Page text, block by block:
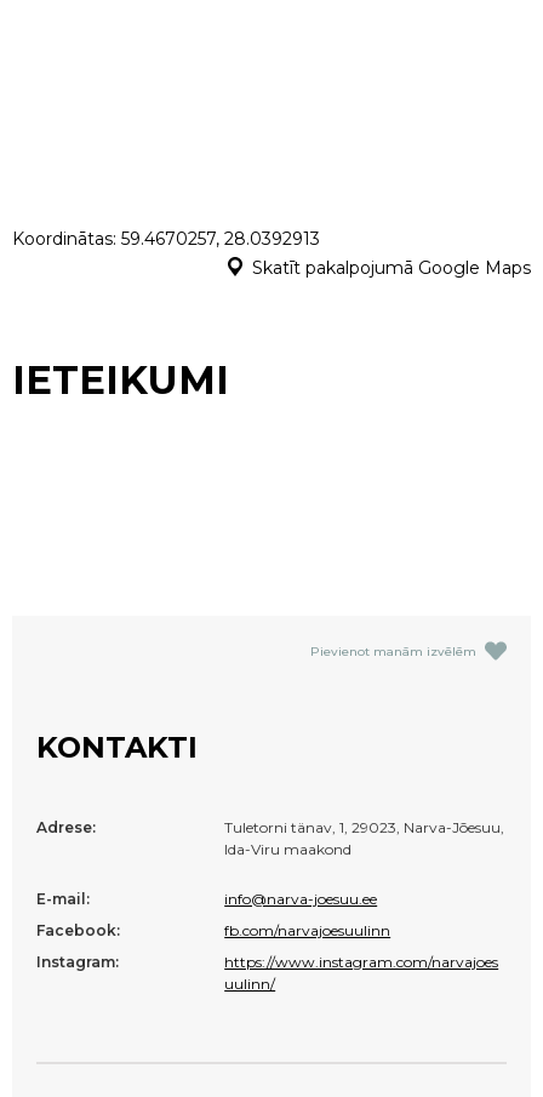
Koordinātas: 59.4670257, 28.0392913
Skatīt pakalpojumā Google Maps
IETEIKUMI
Pievienot manām izvēlēm
KONTAKTI
Adrese:
Tuletorni tänav, 1, 29023, Narva-Jõesuu,
Ida-Viru maakond
E-mail:
info@narva-joesuu.ee
Facebook:
fb.com/narvajoesuulinn
Instagram:
https://www.instagram.com/narvajoes
uulinn/